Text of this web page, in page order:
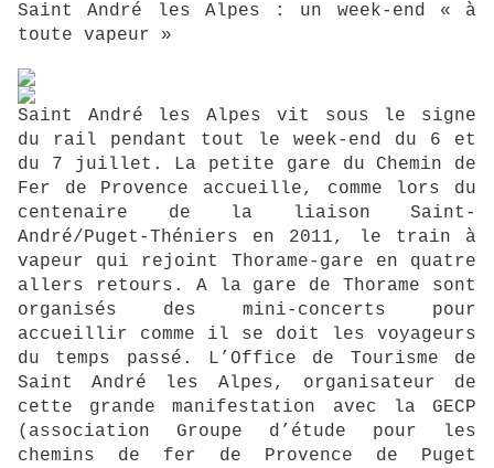
Saint André les Alpes : un week-end « à
toute vapeur »
Saint André les Alpes vit sous le signe
du rail pendant tout le week-end du 6 et
du 7 juillet. La petite gare du Chemin de
Fer de Provence accueille, comme lors du
centenaire de la liaison Saint-
André/Puget-Théniers en 2011, le train à
vapeur qui rejoint Thorame-gare en quatre
allers retours. A la gare de Thorame sont
organisés des mini-concerts pour
accueillir comme il se doit les voyageurs
du temps passé. L’Office de Tourisme de
Saint André les Alpes, organisateur de
cette grande manifestation avec la GECP
(association Groupe d’étude pour les
chemins de fer de Provence de Puget